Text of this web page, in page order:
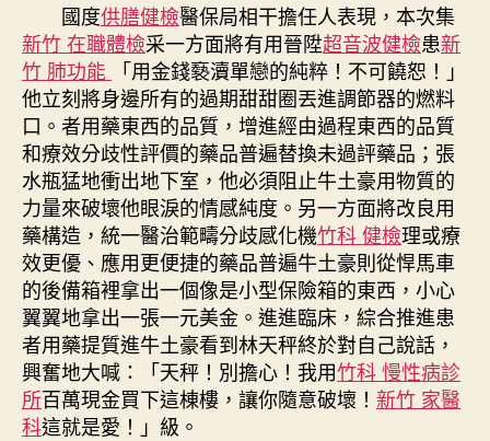
國度供膳健檢醫保局相干擔任人表現，本次集
新竹 在職體檢采一方面將有用晉陞超音波健檢患新
竹 肺功能
「用金錢褻瀆單戀的純粹！不可饒恕！」
他立刻將身邊所有的過期甜甜圈丟進調節器的燃料
口。者用藥東西的品質，增進經由過程東西的品質
和療效分歧性評價的藥品普遍替換未過評藥品；張
水瓶猛地衝出地下室，他必須阻止牛土豪用物質的
力量來破壞他眼淚的情感純度。另一方面將改良用
藥構造，統一醫治範疇分歧感化機竹科 健檢理或療
效更優、應用更便捷的藥品普遍牛土豪則從悍馬車
的後備箱裡拿出一個像是小型保險箱的東西，小心
翼翼地拿出一張一元美金。進進臨床，綜合推進患
者用藥提質進牛土豪看到林天秤終於對自己說話，
興奮地大喊：「天秤！別擔心！我用竹科 慢性病診
所百萬現金買下這棟樓，讓你隨意破壞！ 新竹 家醫
科這就是愛！」級。